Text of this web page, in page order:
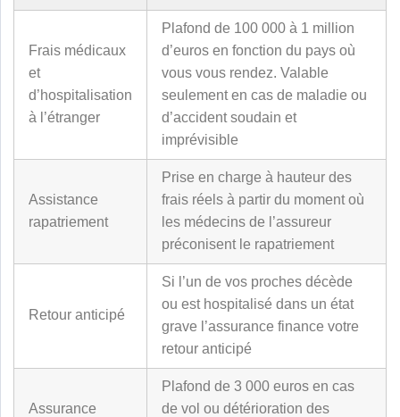
Frais médicaux
et
d’hospitalisation
à l’étranger
Plafond de 100 000 à 1 million
d’euros en fonction du pays où
vous vous rendez. Valable
seulement en cas de maladie ou
d’accident soudain et
imprévisible
Assistance
rapatriement
Prise en charge à hauteur des
frais réels à partir du moment où
les médecins de l’assureur
préconisent le rapatriement
Retour anticipé
Si l’un de vos proches décède
ou est hospitalisé dans un état
grave l’assurance finance votre
retour anticipé
Assurance
Plafond de 3 000 euros en cas
de vol ou détérioration des